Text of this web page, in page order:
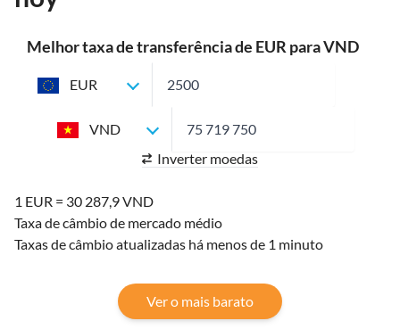
Melhor taxa de transferência de EUR para VND
EUR
VND
Inverter moedas
1 EUR = 30 287,9 VND
Taxa de câmbio de mercado médio
Taxas de câmbio atualizadas há menos de 1 minuto
Ver o mais barato